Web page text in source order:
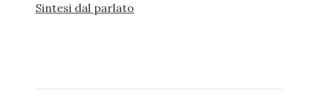
Sintesi dal parlato